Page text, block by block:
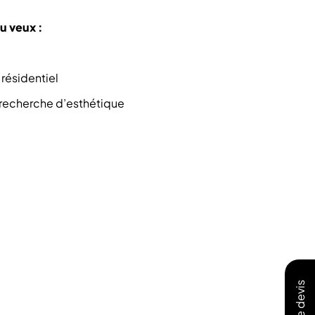
veux :
résidentiel
d’esthétique